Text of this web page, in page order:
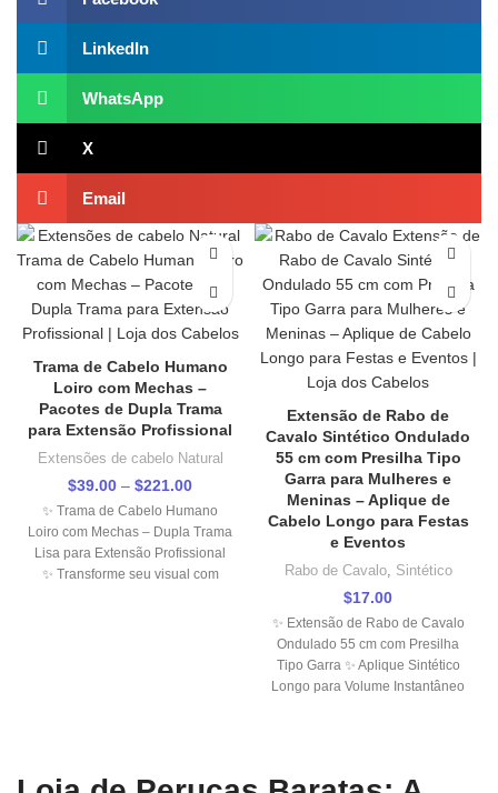
LinkedIn
WhatsApp
X
Email
Trama de Cabelo Humano
Loiro com Mechas –
Pacotes de Dupla Trama
para Extensão Profissional
Extensões de cabelo Natural
$39.00 – $221.00
range:
$39.00
through
✨ Trama de Cabelo Humano
Loiro com Mechas – Dupla Trama
Lisa para Extensão Profissional
✨ Transforme seu visual com
Extensão de Rabo de
Cavalo Sintético Ondulado
55 cm com Presilha Tipo
Garra para Mulheres e
Meninas – Aplique de
Cabelo Longo para Festas
e Eventos
Rabo de Cavalo, Sintético
$17.00
✨ Extensão de Rabo de Cavalo
Ondulado 55 cm com Presilha
Tipo Garra ✨ Aplique Sintético
Longo para Volume Instantâneo